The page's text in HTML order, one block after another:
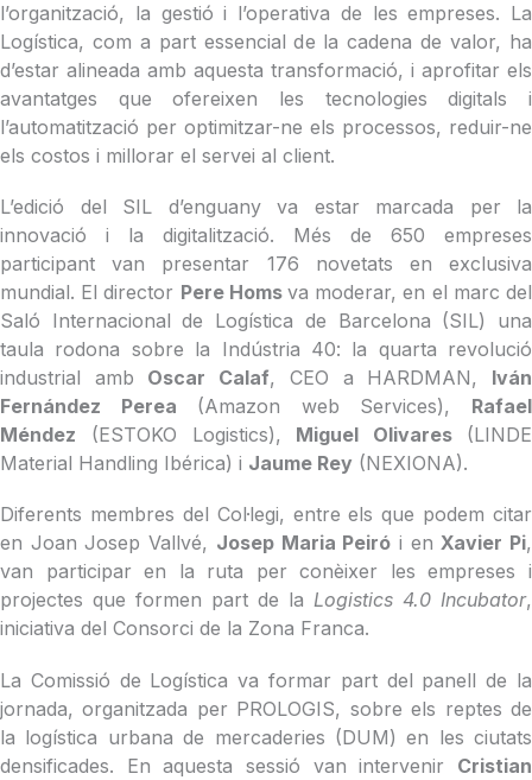
l’organització, la gestió i l’operativa de les empreses. La
Logística, com a part essencial de la cadena de valor, ha
d’estar alineada amb aquesta transformació, i aprofitar els
avantatges que ofereixen les tecnologies digitals i
l’automatització per optimitzar-ne els processos, reduir-ne
els costos i millorar el servei al client.
L’edició del SIL d’enguany va estar marcada per la
innovació i la digitalització. Més de 650 empreses
participant van presentar 176 novetats en exclusiva
mundial. El director Pere Homsva moderar, en el marc del
Saló Internacional de Logística de Barcelona (SIL) una
taula rodona sobre la Indústria 40: la quarta revolució
industrial amb Oscar Calaf, CEO a HARDMAN, Iván
Fernández Perea (Amazon web Services), Rafael
Méndez (ESTOKO Logistics), Miguel Olivares (LINDE
Material Handling Ibérica) i Jaume Rey (NEXIONA).
Diferents membres del Col·legi, entre els que podem citar
en Joan Josep Vallvé, Josep Maria Peiró i enXavier Pi,
van participar en la ruta per conèixer les empreses i
projectes que formen part de la Logistics 4.0 Incubator,
iniciativa del Consorci de la Zona Franca.
La Comissió de Logística va formar part del panell de la
jornada, organitzada per PROLOGIS, sobre els reptes de
la logística urbana de mercaderies (DUM) en les ciutats
densificades. En aquesta sessió van intervenir Cristian